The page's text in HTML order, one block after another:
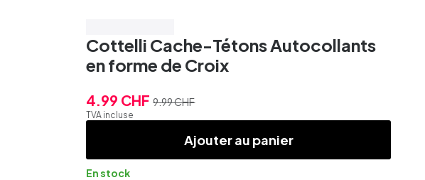
Cottelli Cache-Tétons Autocollants
en forme de Croix
4.99 CHF 9.99 CHF
TVA incluse
Ajouter au panier
En stock